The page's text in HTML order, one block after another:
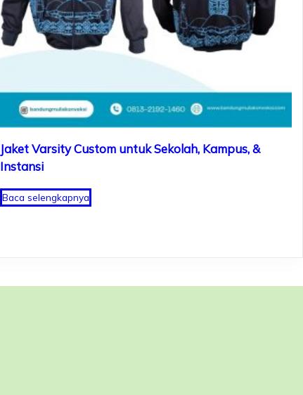
Jaket Varsity Custom untuk Sekolah, Kampus, &
Instansi
Baca selengkapnya